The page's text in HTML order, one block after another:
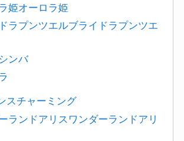
オーロラ姫
ブライドラプンツエ
ンバ
スチャーミング
ワンダーランドアリ